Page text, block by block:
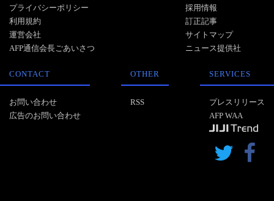
プライバシーポリシー
利用規約
運営会社
AFP通信会長ごあいさつ
採用情報
訂正記事
サイトマップ
ニュース提供社
CONTACT
お問い合わせ
広告のお問い合わせ
OTHER
RSS
SERVICES
プレスリリース
AFP WAA